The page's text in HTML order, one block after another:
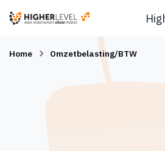
Home Omzetbelasting/BTW